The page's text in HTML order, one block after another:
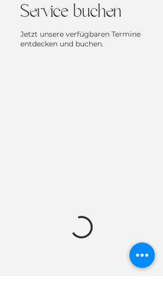
Service buchen
Jetzt unsere verfügbaren Termine
entdecken und buchen.